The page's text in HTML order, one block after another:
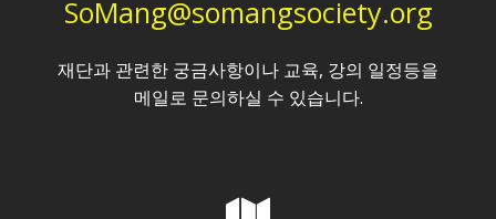
SoMang@somangsociety.org
재단과 관련한 궁금사항이나 교육, 강의 일정등을
메일로 문의하실 수 있습니다.